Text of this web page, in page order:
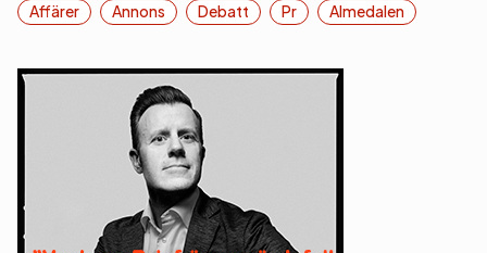
Affärer
Annons Debatt Pr Almedalen